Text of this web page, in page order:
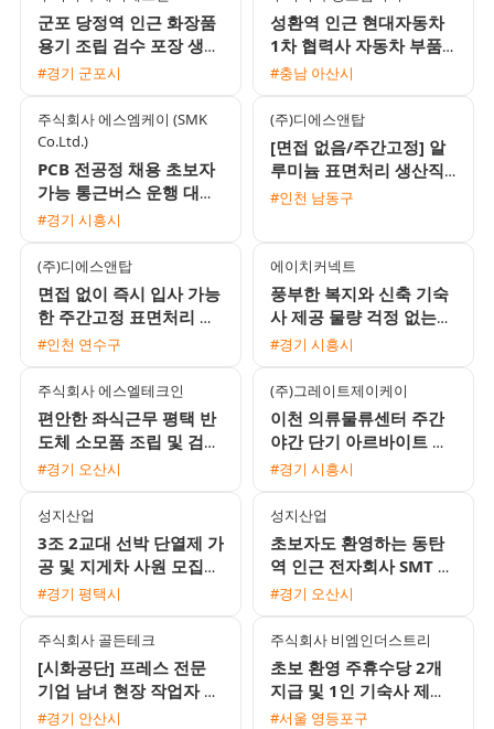
군포 당정역 인근 화장품
용기 조립 검수 포장 생산
사원 모집 F비자 가능 가
#경기 군포시
성환역 인근 현대자동차
1차 협력사 자동차 부품
육안검사 및 생산직 모집
#충남 아산시
주식회사 에스엠케이 (SMK
Co.Ltd.)
PCB 전공정 채용 초보자
가능 통근버스 운행 대기
업 1차 협력사
#경기 시흥시
(주)디에스앤탑
[면접 없음/주간고정] 알
루미늄 표면처리 생산직
모집 (시급 10520원 / 주
#인천 남동구
(주)디에스앤탑
면접 없이 즉시 입사 가능
한 주간고정 표면처리 생
산직 모집 (시급 10520원
#인천 연수구
에이치커넥트
풍부한 복지와 신축 기숙
사 제공 물량 걱정 없는
전자부품 생산직 모집
#경기 시흥시
주식회사 에스엘테크인
편안한 좌식근무 평택 반
도체 소모품 조립 및 검사
주간고정 채용 상여120%
#경기 오산시
(주)그레이트제이케이
이천 의류물류센터 주간
야간 단기 아르바이트 모
집
#경기 시흥시
성지산업
3조 2교대 선박 단열제 가
공 및 지게차 사원 모집
상여금과 유류비 지원 1
#경기 평택시
성지산업
초보자도 환영하는 동탄
역 인근 전자회사 SMT 조
립검사 및 오퍼레이터 채
#경기 오산시
주식회사 골든테크
[시화공단] 프레스 전문
기업 남녀 현장 작업자 모
집 (초보 가능)
#경기 안산시
주식회사 비엠인더스트리
초보 환영 주휴수당 2개
지급 및 1인 기숙사 제공
안성 음성대소 생산직 채
#서울 영등포구